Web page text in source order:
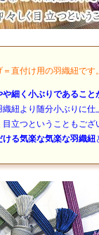
＝直付け用の羽織紐です
や細く小ぶりであること
織紐より随分小ぶりに仕
目立つということもござ
ける気楽な気楽な羽織紐